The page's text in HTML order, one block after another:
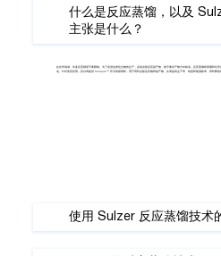
什么是反应蒸馏，以及
主张是什么？
在化学领域，许多反应都受平衡限制。为了促进这类化合物的生产，必须去除反应副产物，使平衡向产物方向移动。反应蒸馏将蒸馏和化
名。针对某些应用，苏尔寿提供 Katapak™ 作为高级填料，用于同时去除反应物和副产物，从而提高生产率、纯度和能源效率，同时降低
使用 Sulzer 反应蒸馏技术